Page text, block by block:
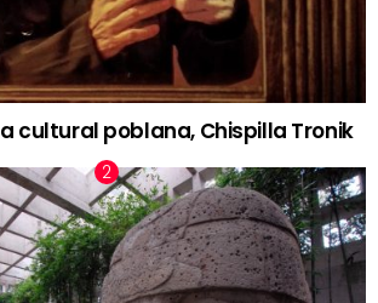
cultural poblana, Chispilla Tronik